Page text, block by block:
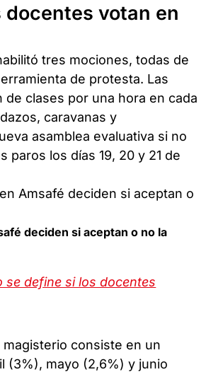
docentes votan en
tres mociones, todas de
de protesta. Las
clases por una hora en cada
caravanas y
asamblea evaluativa si no
paros los días 19, 20 y 21 de
deciden si aceptan o no la
se define si los docentes
consiste en un
(3%), mayo (2,6%) y junio